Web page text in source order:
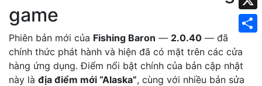
X
game
Phiên bản mới của Fishing Baron — 2.0.40 — đã
chính thức phát hành và hiện đã có mặt trên các cửa
hàng ứng dụng. Điểm nổi bật chính của bản cập nhật
này là địa điểm mới “Alaska”, cùng với nhiều bản sửa